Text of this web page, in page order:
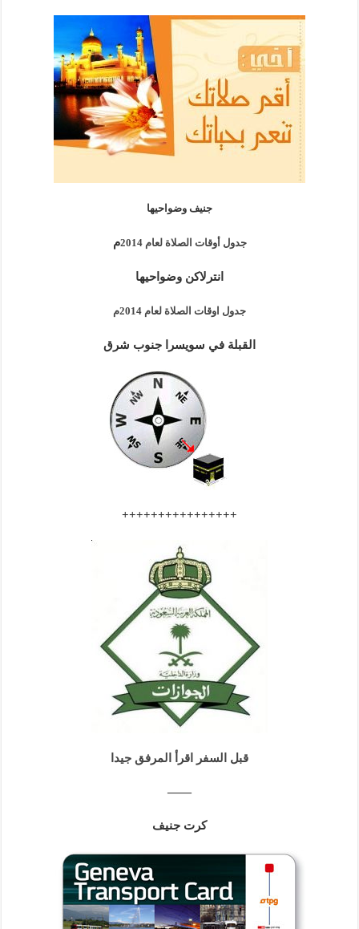
جنيف وضواحيها
جدول أوقات الصلاة لعام 2014 م
انترلاكن وضواحيها
جدول اوقات الصلاة لعام 2014م
القبلة في سويسرا جنوب شرق
++++++++++++++++
قبل السفر اقرأ المرفق جيدا
——
كرت جنيف